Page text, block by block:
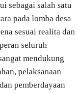
sebagai salah satu
pada lomba desa
sesuai realita dan
seluruh
mendukung
pelaksanaan
pemberdayaan